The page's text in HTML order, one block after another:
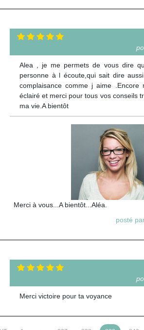
Alea , je me permets de vous dire
personne à l écoute,qui sait dire
complaisance comme j aime .Encore
éclairé et merci pour tous vos conseils
ma vie.A bientôt
Merci à vous...A bientôt...Aléa.
posté
Merci victoire pour ta voyance